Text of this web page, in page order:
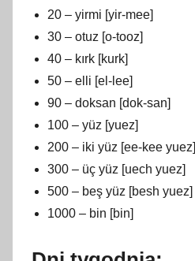
20 – yirmi [yir-mee]
30 – otuz [o-tooz]
40 – kırk [kurk]
50 – elli [el-lee]
90 – doksan [dok-san]
100 – yüz [yuez]
200 – iki yüz [ee-kee yuez]
300 – üç yüz [uech yuez]
500 – beş yüz [besh yuez]
1000 – bin [bin]